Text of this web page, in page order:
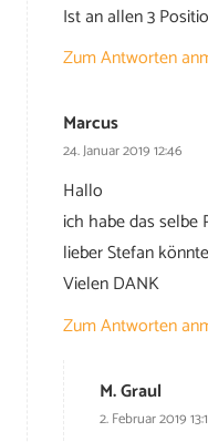
Ist an allen 3
Zum Antworten
Marcus
24. Januar 2019 12:46
Hallo
ich habe das selbe
lieber Stefan
Vielen DANK
Zum Antworten
M. Graul
2. Februar 2019